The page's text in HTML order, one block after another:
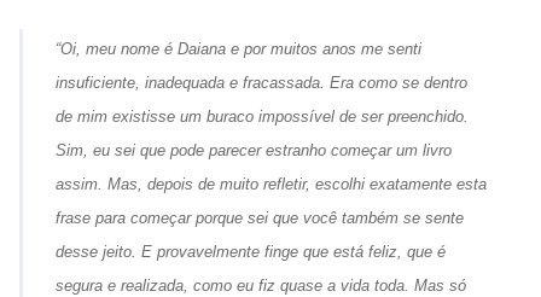
“Oi, meu nome é Daiana e por muitos anos me senti
insuficiente, inadequada e fracassada. Era como se dentro
de mim existisse um buraco impossível de ser preenchido.
Sim, eu sei que pode parecer estranho começar um livro
assim. Mas, depois de muito refletir, escolhi exatamente esta
frase para começar porque sei que você também se sente
desse jeito. E provavelmente finge que está feliz, que é
segura e realizada, como eu fiz quase a vida toda. Mas só